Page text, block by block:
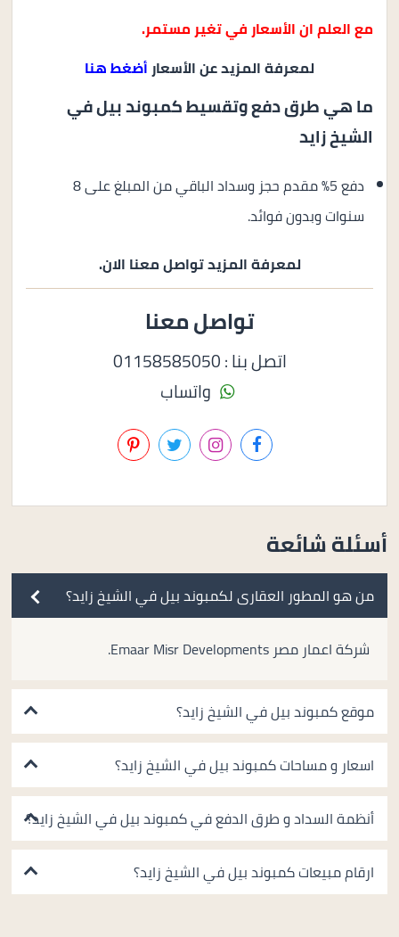
مع العلم ان الأسعار في تغير مستمر.
لمعرفة المزيد عن الأسعار أضغط هنا
ما هي طرق دفع وتقسيط كمبوند بيل في
الشيخ زايد
دفع 5% مقدم حجز وسداد الباقي من المبلغ على 8
سنوات وبدون فوائد.
لمعرفة المزيد تواصل معنا الان.
تواصل معنا
اتصل بنا : 01158585050
واتساب
أسئلة شائعة
من هو المطور العقارى لكمبوند بيل في الشيخ زايد؟
شركة اعمار مصر Emaar Misr Developments.
موقع كمبوند بيل في الشيخ زايد؟
اسعار و مساحات كمبوند بيل في الشيخ زايد؟
أنظمة السداد و طرق الدفع في كمبوند بيل في الشيخ زايد؟
ارقام مبيعات كمبوند بيل في الشيخ زايد؟